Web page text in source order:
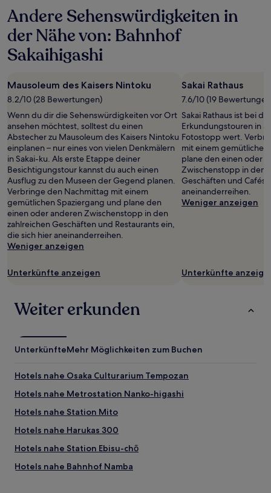
Andere Sehenswürdigkeiten in
der Nähe von: Bahnhof
Sakaihigashi
Mausoleum des Kaisers Nintoku
8.2/10 (28 Bewertungen)
Wenn du dir die Sehenswürdigkeiten vor Ort
ansehen möchtest, solltest du einen
Abstecher zu Mausoleum des Kaisers Nintoku
einplanen – nur eines von vielen Denkmälern
in Sakai-ku. Als erste Etappe deiner
Besichtigungstour kannst du auch einen
Ausflug zu den Museen der Gegend planen.
Verbringe den Nachmittag mit einem
gemütlichen Spaziergang und plane den
einen oder anderen Zwischenstopp in den
zahlreichen Geschäften und Restaurants ein,
die sich hier aneinanderreihen.
Weniger anzeigen
Unterkünfte anzeigen
Sakai Rathaus
7.6/10 (19
Sakai Rathaus ist bei
Erkundungstouren in
Fotostopp wert.
mit einem
plane den einen oder
Zwischenstopp in den
Geschäften und Cafés
aneinanderreihen.
Weniger anzeigen
Unterkünfte
Weiter erkunden
UnterkünfteMehr Möglichkeiten zum Buchen
Hotels nahe Osaka Culturarium Tempozan
Hotels nahe Metrostation Nanko-higashi
Hotels nahe Station Mito
Hotels nahe Harukas 300
Hotels nahe Station Ebisu-chō
Hotels nahe Bahnhof Namba